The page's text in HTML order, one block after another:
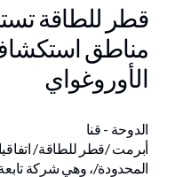
قطر للطاقة
مناطق
الأوروغواي
الدوحة - قنا
أبرمت /قطر للطاقة/
المحدودة/، وهي شركة